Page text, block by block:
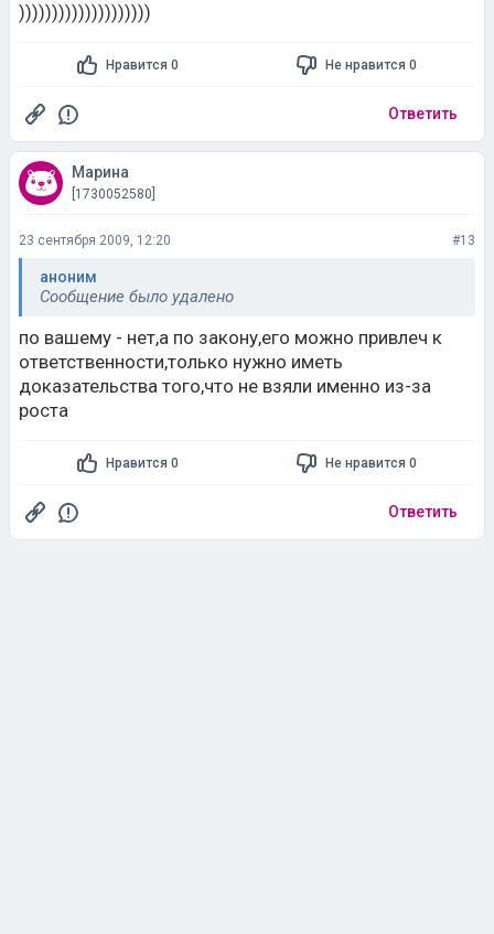
))))))))))))))))))))
Нравится 0 Не нравится 0
Ответить
Марина
[1730052580]
23 сентября 2009, 12:20 #13
аноним
Сообщение было удалено
по вашему - нет,а по закону,его можно привлеч к
ответственности,только нужно иметь
доказательства того,что не взяли именно из-за
роста
Нравится 0 Не нравится 0
Ответить